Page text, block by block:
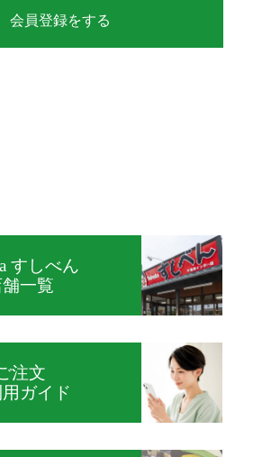
会員登録をする
すしべん
舗一覧
注文
ガイド